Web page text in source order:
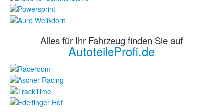
Alles für Ihr Fahrzeug finden Sie auf
AutoteileProfi.de